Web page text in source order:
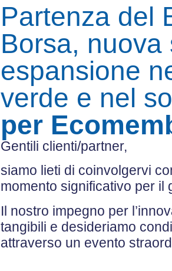
Partenza del
Borsa, nuova
espansione
verde e nel
per
Gentili clienti/partner,
siamo lieti di coinvolgervi
momento significativo per il
Il nostro impegno per
tangibili e desideriamo
attraverso un evento